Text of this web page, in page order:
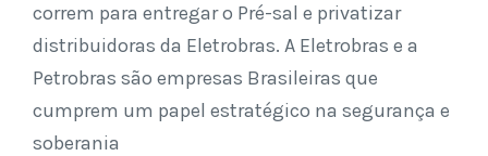
correm para entregar o Pré-sal e privatizar
distribuidoras da Eletrobras. A Eletrobras e a
Petrobras são empresas Brasileiras que
cumprem um papel estratégico na segurança e
soberania